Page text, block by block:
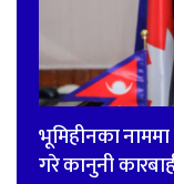
भूमिहीनका
गरे कानुनी